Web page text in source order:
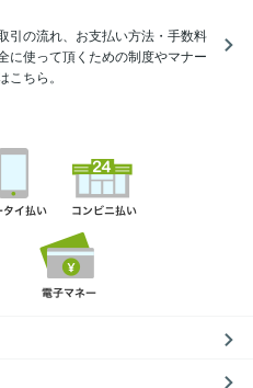
引の流れ、お支払い方法・手数料
に使って頂くための制度やマナー
ちら。